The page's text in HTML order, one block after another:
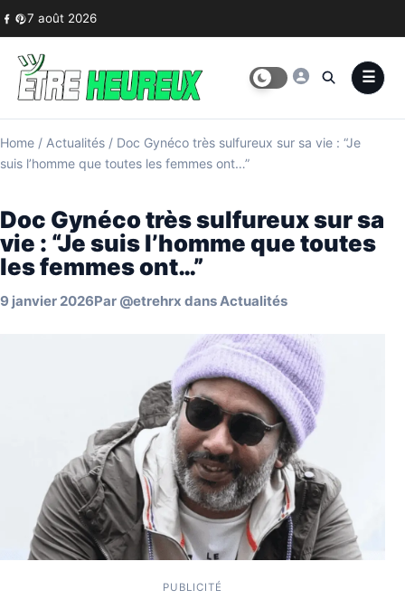
Skip to content
7 août 2026
Home / Actualités / Doc Gynéco très sulfureux sur sa vie : “Je
suis l’homme que toutes les femmes ont…”
Doc Gynéco très sulfureux sur sa
vie : “Je suis l’homme que toutes
les femmes ont…”
9 janvier 2026Par @etrehrx dansActualités
PUBLICITÉ